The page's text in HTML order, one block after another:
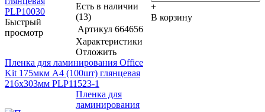
Быстрый
просмотр
Есть в наличии
(13)
Артикул 664656
Характеристики
Отложить
+
В корзину
Пленка для ламинирования Office
Kit 175мкм A4 (100шт) глянцевая
216x303мм PLP11523-1
Пленка для
ламинирования